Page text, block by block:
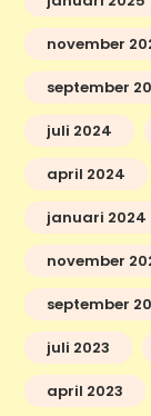
november
september
juli 2024
april 2024
januari 2024
november
september
juli 2023
april 2023